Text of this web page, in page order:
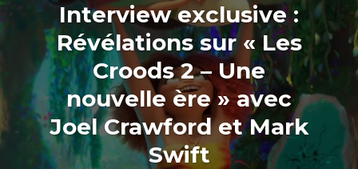
Interview exclusive :
Révélations sur « Les
Croods 2 – Une
nouvelle ère » avec
Joel Crawford et Mark
Swift